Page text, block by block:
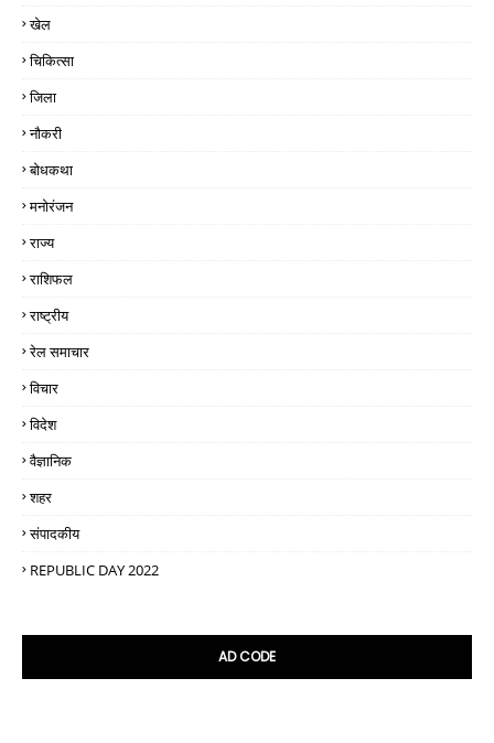
खेल
चिकित्सा
जिला
नौकरी
बोधकथा
मनोरंजन
राज्य
राशिफल
राष्ट्रीय
रेल समाचार
विचार
विदेश
वैज्ञानिक
शहर
संपादकीय
REPUBLIC DAY 2022
AD CODE